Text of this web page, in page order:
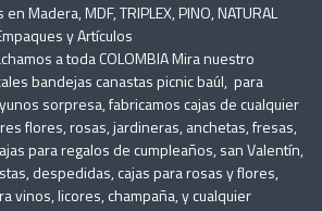
Madera, MDF, TRIPLEX, PINO, NATURAL
y Artículos
a toda COLOMBIA Mira nuestro
bandejas canastas picnic baúl, para
sorpresa, fabricamos cajas de cualquier
flores, rosas, jardineras, anchetas, fresas,
para regalos de cumpleaños, san Valentín,
despedidas, cajas para rosas y flores,
vinos, licores, champaña, y cualquier